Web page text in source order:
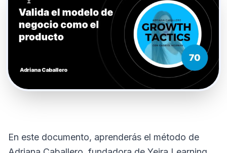
En este documento, aprenderás el método de